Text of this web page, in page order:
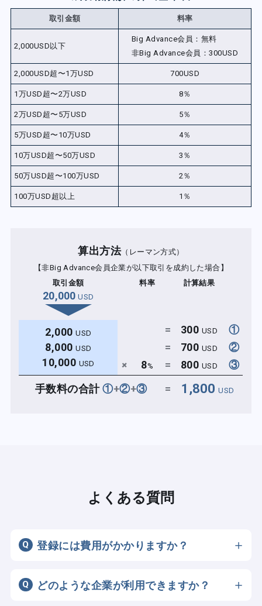
取引金額 料率
2,000USD以下
Big Advance会員：無料
非Big Advance会員：300USD
2,000USD超〜1万USD 700USD
1万USD超〜2万USD 8％
2万USD超〜5万USD 5％
5万USD超〜10万USD 4％
10万USD超〜50万USD 3％
50万USD超〜100万USD 2％
100万USD超以上 1％
算出方法（レーマン方式）
【非Big Advance会員企業が以下取引を成約した場合】
取引金額
料率 計算結果
20,000USD
2,000USD = 300 USD
①
8,000USD = 700 USD
②
10,000 USD + 8% = 800 USD
③
手数料の合計①+②+③ = 1,800USD
よくある質問
登録には費用がかかりますか？
どのような企業が利用できますか？